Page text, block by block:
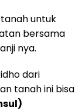
untuk
bersama
nya.
dari
tanah ini bisa